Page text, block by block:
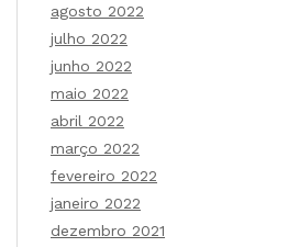
agosto 2022
julho 2022
junho 2022
maio 2022
abril 2022
março 2022
fevereiro 2022
janeiro 2022
dezembro 2021